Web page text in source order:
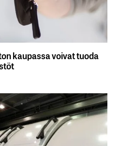
kaupassa voivat tuoda